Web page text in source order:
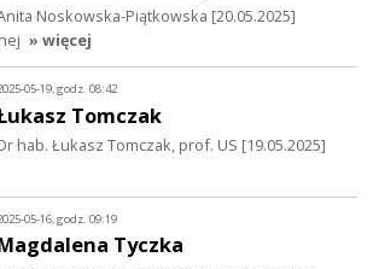
Noskowska-Piątkowska [20.05.2025]
» więcej
05-19, godz. 08:42
Tomczak
hab. Łukasz Tomczak, prof. US [19.05.2025]
05-16, godz. 09:19
Tyczka